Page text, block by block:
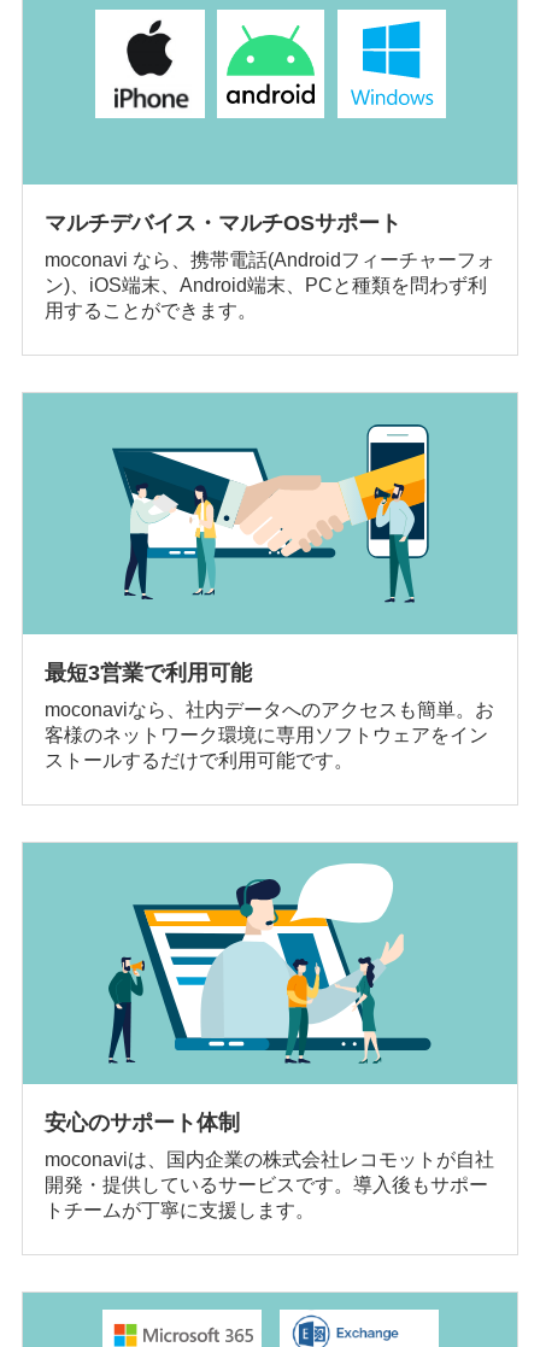
マルチデバイス・マルチOSサポート
moconavi なら、携帯電話(Androidフィーチャーフォ
ン)、iOS端末、Android端末、PCと種類を問わず利
用することができます。
最短3営業で利用可能
moconaviなら、社内データへのアクセスも簡単。お
客様のネットワーク環境に専用ソフトウェアをイン
ストールするだけで利用可能です。
安心のサポート体制
moconaviは、国内企業の株式会社レコモットが自社
開発・提供しているサービスです。導入後もサポー
トチームが丁寧に支援します。